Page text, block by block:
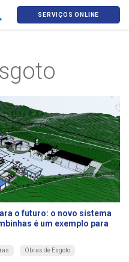
SERVIÇOS ONLINE
o futuro: o novo sistema
é um exemplo para
Obras de Esgoto